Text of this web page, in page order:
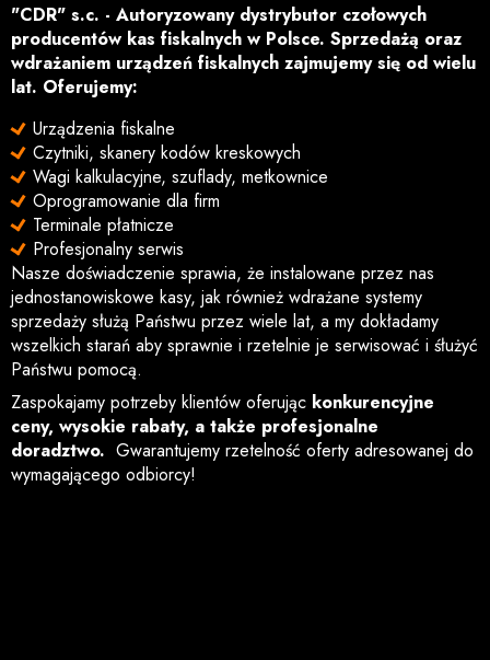
"CDR" s.c. - Autoryzowany dystrybutor czołowych
producentów kas fiskalnych w Polsce. Sprzedażą oraz
wdrażaniem urządzeń fiskalnych zajmujemy się od wielu
lat. Oferujemy:
Urządzenia fiskalne
Czytniki, skanery kodów kreskowych
Wagi kalkulacyjne, szuflady, metkownice
Oprogramowanie dla firm
Terminale płatnicze
Profesjonalny serwis
Nasze doświadczenie sprawia, że instalowane przez nas
jednostanowiskowe kasy, jak również wdrażane systemy
sprzedaży służą Państwu przez wiele lat, a my dokładamy
wszelkich starań aby sprawnie i rzetelnie je serwisować i śłużyć
Państwu pomocą.
Zaspokajamy potrzeby klientów oferując konkurencyjne
ceny, wysokie rabaty, a także profesjonalne
doradztwo. Gwarantujemy rzetelność oferty adresowanej do
wymagającego odbiorcy!